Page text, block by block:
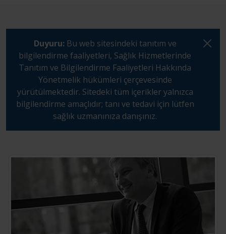
Duyuru: Bu web sitesindeki tanıtım ve
bilgilendirme faaliyetleri, Sağlık Hizmetlerinde
Tanıtım ve Bilgilendirme Faaliyetleri Hakkında
Yönetmelik hükümleri çerçevesinde
yürütülmektedir. Sitedeki tüm içerikler yalnızca
bilgilendirme amaçlıdır; tanı ve tedavi için lütfen
sağlık uzmanınıza danışınız.